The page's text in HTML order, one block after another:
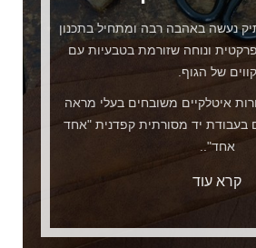
נעשה באהבה רבה ומתחיל בתכנון
ונוחה שזורמת בטבעיות עם
קווים של הגוף.
איטלקיים משובחים בעלי מראה
בעבודת יד מסורתית קפדנית "אחד
אחד"..
קרא עוד